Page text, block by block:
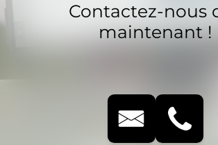
Contactez-nous
maintenant !